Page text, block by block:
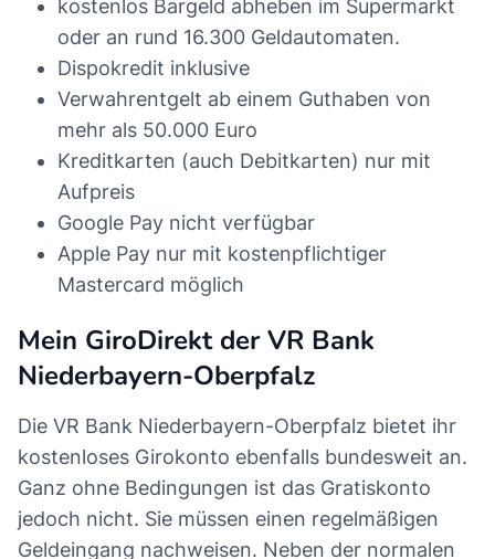
kostenlos Bargeld abheben im Supermarkt
oder an rund 16.300 Geldautomaten.
Dispokredit inklusive
Verwahrentgelt ab einem Guthaben von
mehr als 50.000 Euro
Kreditkarten (auch Debitkarten) nur mit
Aufpreis
Google Pay nicht verfügbar
Apple Pay nur mit kostenpflichtiger
Mastercard möglich
Mein GiroDirekt der VR Bank
Niederbayern-Oberpfalz
Die VR Bank Niederbayern-Oberpfalz bietet ihr
kostenloses Girokonto ebenfalls bundesweit an.
Ganz ohne Bedingungen ist das Gratiskonto
jedoch nicht. Sie müssen einen regelmäßigen
Geldeingang nachweisen. Neben der normalen